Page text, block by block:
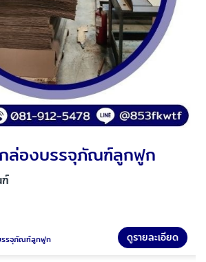
ล่องบรรจุภัณฑ์ลูกฟูก
จุภัณฑ์ลูกฟูก ดูรายละเอียด